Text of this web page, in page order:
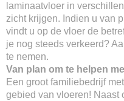
laminaatvloer in
zicht krijgen. Indien u van
vindt u op de vloer de
je nog steeds verkeerd?
te nemen.
Van plan om te helpen
Een groot familiebedrijf
gebied van vloeren! Naast